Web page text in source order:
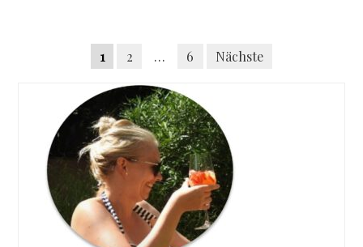
Posts
navigation
Seitennummerierung
Beiträge
1 2 … 6 Nächste